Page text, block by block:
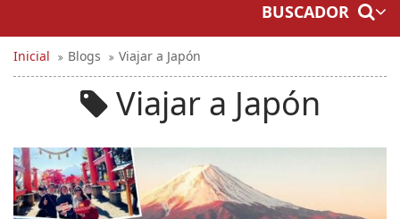
BUSCADOR
Inicial Blogs Viajar a Japón
Viajar a Japón